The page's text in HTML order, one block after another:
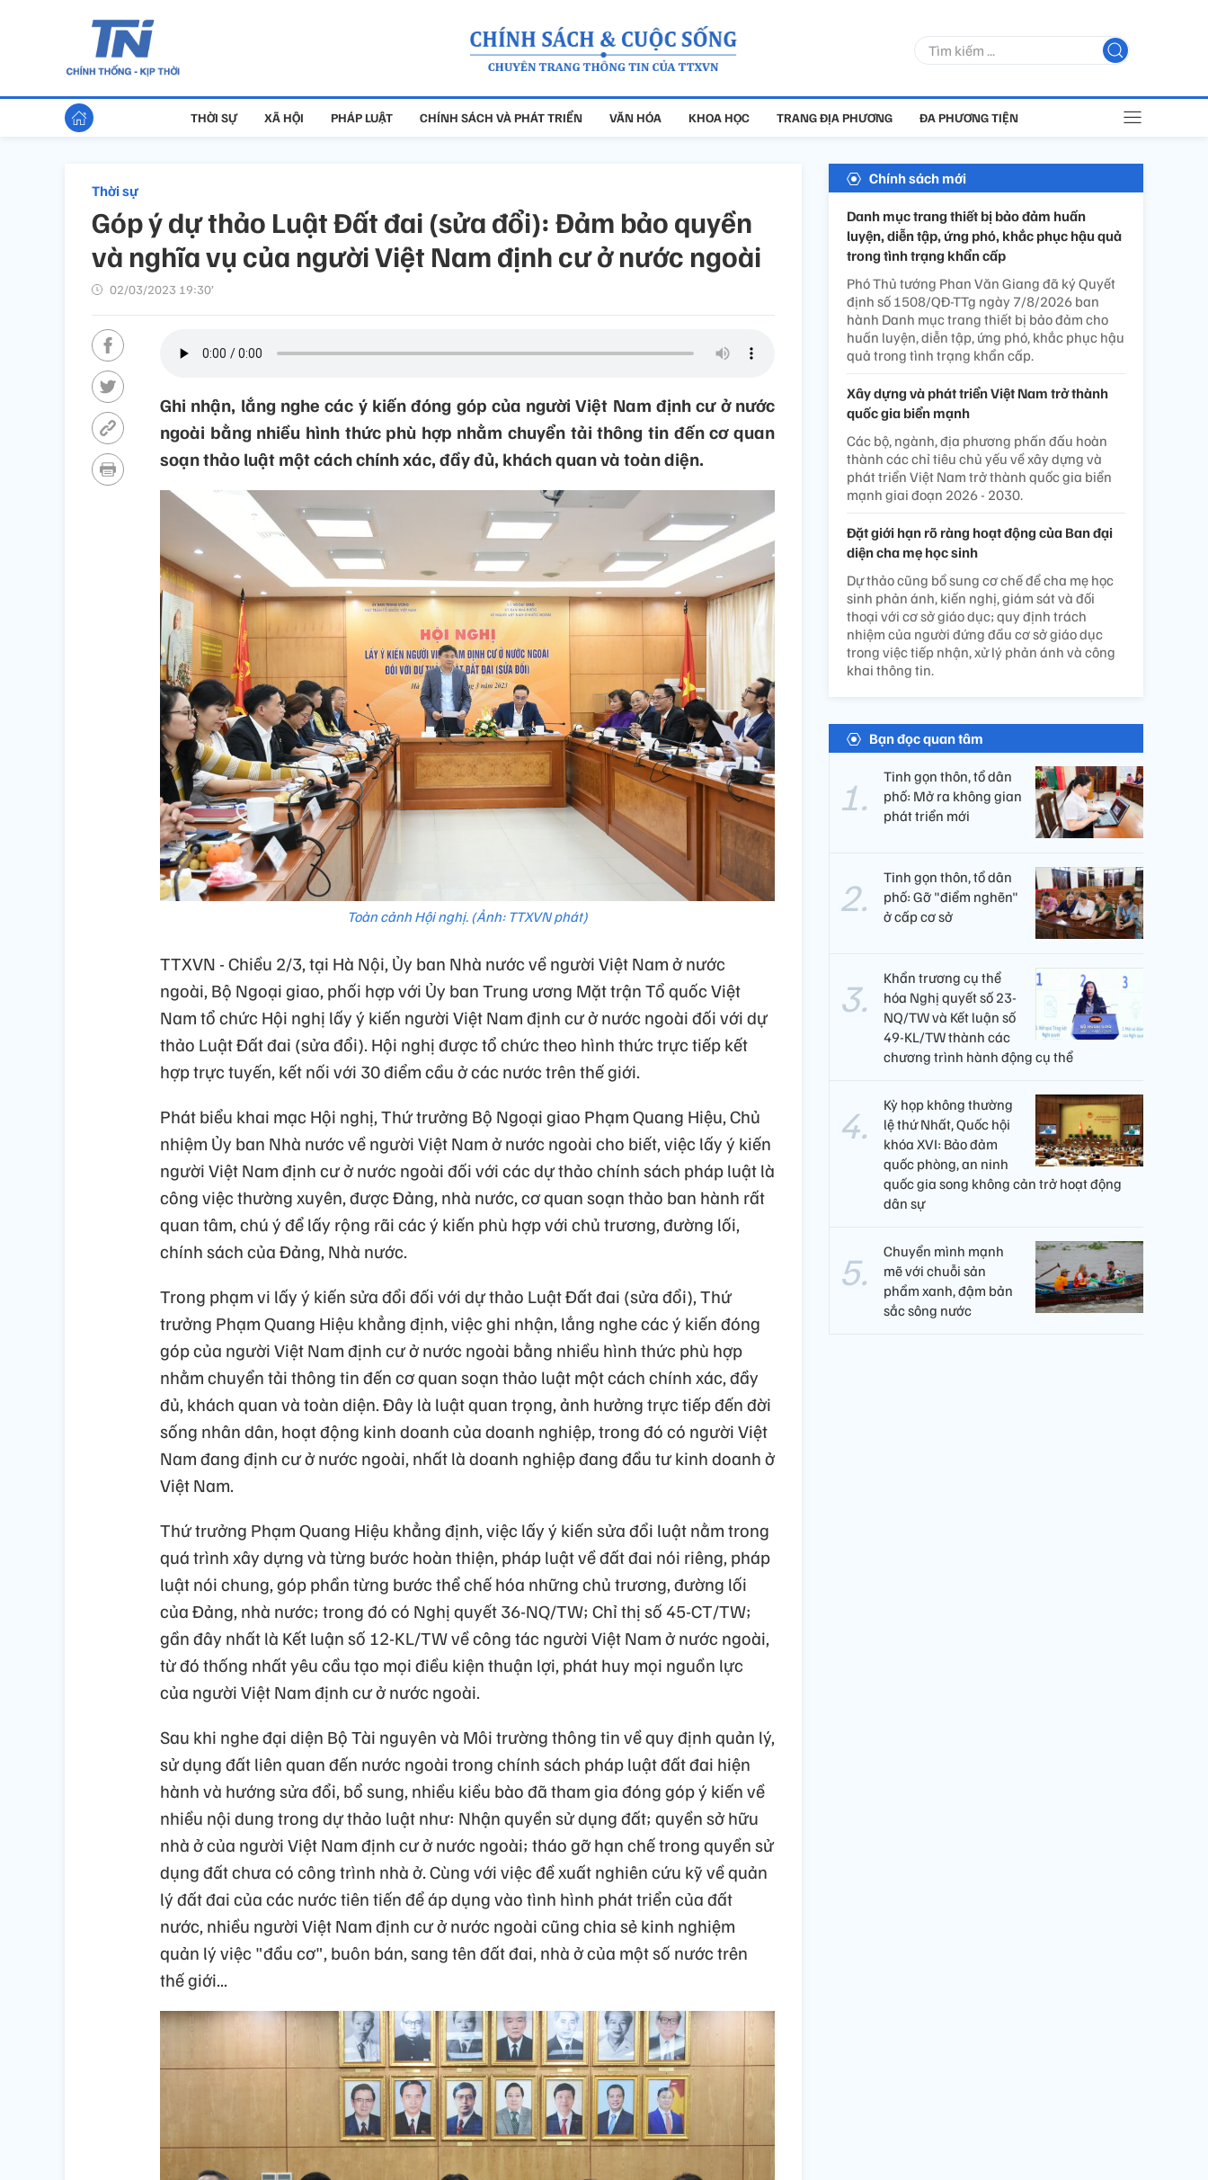
THỜI SỰ XÃ HỘI PHÁP LUẬT CHÍNH SÁCH VÀ PHÁT TRIỂN VĂN HÓA KHOA HỌC TRANG ĐỊA PHƯƠNG ĐA PHƯƠNG TIỆN
Thời sự
Góp ý dự thảo Luật Đất đai (sửa đổi): Đảm bảo quyền
và nghĩa vụ của người Việt Nam định cư ở nước ngoài
02/03/2023 19:30’
Ghi nhận, lắng nghe các ý kiến đóng góp của người Việt Nam định cư ở nước
ngoài bằng nhiều hình thức phù hợp nhằm chuyển tải thông tin đến cơ quan
soạn thảo luật một cách chính xác, đầy đủ, khách quan và toàn diện.
Toàn cảnh Hội nghị. (Ảnh: TTXVN phát)
TTXVN - Chiều 2/3, tại Hà Nội, Ủy ban Nhà nước về người Việt Nam ở nước
ngoài, Bộ Ngoại giao, phối hợp với Ủy ban Trung ương Mặt trận Tổ quốc Việt
Nam tổ chức Hội nghị lấy ý kiến người Việt Nam định cư ở nước ngoài đối với dự
thảo Luật Đất đai (sửa đổi). Hội nghị được tổ chức theo hình thức trực tiếp kết
hợp trực tuyến, kết nối với 30 điểm cầu ở các nước trên thế giới.
Phát biểu khai mạc Hội nghị, Thứ trưởng Bộ Ngoại giao Phạm Quang Hiệu, Chủ
nhiệm Ủy ban Nhà nước về người Việt Nam ở nước ngoài cho biết, việc lấy ý kiến
người Việt Nam định cư ở nước ngoài đối với các dự thảo chính sách pháp luật là
công việc thường xuyên, được Đảng, nhà nước, cơ quan soạn thảo ban hành rất
quan tâm, chú ý để lấy rộng rãi các ý kiến phù hợp với chủ trương, đường lối,
chính sách của Đảng, Nhà nước.
Trong phạm vi lấy ý kiến sửa đổi đối với dự thảo Luật Đất đai (sửa đổi), Thứ
trưởng Phạm Quang Hiệu khẳng định, việc ghi nhận, lắng nghe các ý kiến đóng
góp của người Việt Nam định cư ở nước ngoài bằng nhiều hình thức phù hợp
nhằm chuyển tải thông tin đến cơ quan soạn thảo luật một cách chính xác, đầy
đủ, khách quan và toàn diện. Đây là luật quan trọng, ảnh hưởng trực tiếp đến đời
sống nhân dân, hoạt động kinh doanh của doanh nghiệp, trong đó có người Việt
Nam đang định cư ở nước ngoài, nhất là doanh nghiệp đang đầu tư kinh doanh ở
Việt Nam.
Thứ trưởng Phạm Quang Hiệu khẳng định, việc lấy ý kiến sửa đổi luật nằm trong
quá trình xây dựng và từng bước hoàn thiện, pháp luật về đất đai nói riêng, pháp
luật nói chung, góp phần từng bước thể chế hóa những chủ trương, đường lối
của Đảng, nhà nước; trong đó có Nghị quyết 36-NQ/TW; Chỉ thị số 45-CT/TW;
gần đây nhất là Kết luận số 12-KL/TW về công tác người Việt Nam ở nước ngoài,
từ đó thống nhất yêu cầu tạo mọi điều kiện thuận lợi, phát huy mọi nguồn lực
của người Việt Nam định cư ở nước ngoài.
Sau khi nghe đại diện Bộ Tài nguyên và Môi trường thông tin về quy định quản lý,
sử dụng đất liên quan đến nước ngoài trong chính sách pháp luật đất đai hiện
hành và hướng sửa đổi, bổ sung, nhiều kiều bào đã tham gia đóng góp ý kiến về
nhiều nội dung trong dự thảo luật như: Nhận quyền sử dụng đất; quyền sở hữu
nhà ở của người Việt Nam định cư ở nước ngoài; tháo gỡ hạn chế trong quyền sử
dụng đất chưa có công trình nhà ở. Cùng với việc đề xuất nghiên cứu kỹ về quản
lý đất đai của các nước tiên tiến để áp dụng vào tình hình phát triển của đất
nước, nhiều người Việt Nam định cư ở nước ngoài cũng chia sẻ kinh nghiệm
quản lý việc "đầu cơ", buôn bán, sang tên đất đai, nhà ở của một số nước trên
thế giới...
Chính sách mới
Danh mục trang thiết bị bảo đảm huấn
luyện, diễn tập, ứng phó, khắc phục hậu quả
trong tình trạng khẩn cấp
Phó Thủ tướng Phan Văn Giang đã ký Quyết
định số 1508/QĐ-TTg ngày 7/8/2026 ban
hành Danh mục trang thiết bị bảo đảm cho
huấn luyện, diễn tập, ứng phó, khắc phục hậu
quả trong tình trạng khẩn cấp.
Xây dựng và phát triển Việt Nam trở thành
quốc gia biển mạnh
Các bộ, ngành, địa phương phấn đấu hoàn
thành các chỉ tiêu chủ yếu về xây dựng và
phát triển Việt Nam trở thành quốc gia biển
mạnh giai đoạn 2026 - 2030.
Đặt giới hạn rõ ràng hoạt động của Ban đại
diện cha mẹ học sinh
Dự thảo cũng bổ sung cơ chế để cha mẹ học
sinh phản ánh, kiến nghị, giám sát và đối
thoại với cơ sở giáo dục; quy định trách
nhiệm của người đứng đầu cơ sở giáo dục
trong việc tiếp nhận, xử lý phản ánh và công
khai thông tin.
Bạn đọc quan tâm
Tinh gọn thôn, tổ dân
phố: Mở ra không gian
phát triển mới
Tinh gọn thôn, tổ dân
phố: Gỡ "điểm nghẽn"
ở cấp cơ sở
Khẩn trương cụ thể
hóa Nghị quyết số 23-
NQ/TW và Kết luận số
49-KL/TW thành các
chương trình hành động cụ thể
Kỳ họp không thường
lệ thứ Nhất, Quốc hội
khóa XVI: Bảo đảm
quốc phòng, an ninh
quốc gia song không cản trở hoạt động
dân sự
Chuyển mình mạnh
mẽ với chuỗi sản
phẩm xanh, đậm bản
sắc sông nước